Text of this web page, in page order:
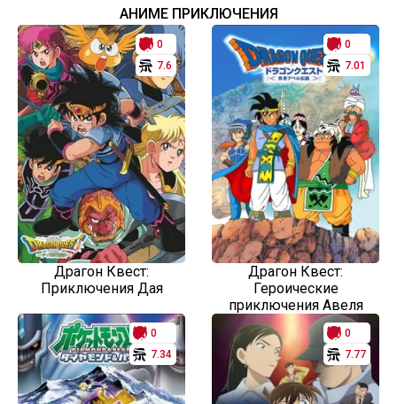
АНИМЕ ПРИКЛЮЧЕНИЯ
0
7.6
Драгон Квест:
Приключения Дая
0
7.01
Драгон Квест:
Героические
приключения Авеля
0
7.34
0
7.77